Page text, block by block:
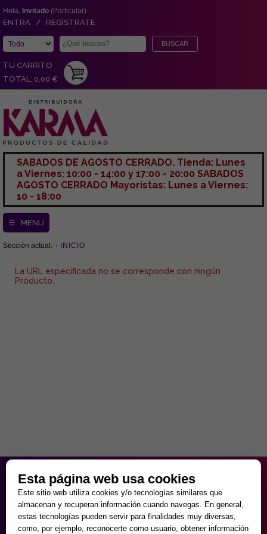
Hola, Invitado (Particular)
ENTRA / REGÍSTRATE
TU CARRITO
TOTAL: 0,00 €
SABADOS DE AGOSTO CERRADO. Tienda: Lunes
a Viernes: 10:00 - 14:00 y 17:00 - 20:00 SABADOS
AGOSTO CERRADO Mayoristas: Lunes a Viernes:
10 - 18:00
☰ MENU
Sección actual: INICIO
La URL especificada no se corresponde con ningún
Producto.
de Lunes a Viernes
9:30 - 20:00
Sábados
10:00 - 14:00 y 17:00 - 20:00
Domingos cerrado.
Esta página web usa cookies
Este sitio web utiliza cookies y/o tecnologías similares que
almacenan y recuperan información cuando navegas. En general,
estas tecnologías pueden servir para finalidades muy diversas,
como, por ejemplo, reconocerte como usuario, obtener información